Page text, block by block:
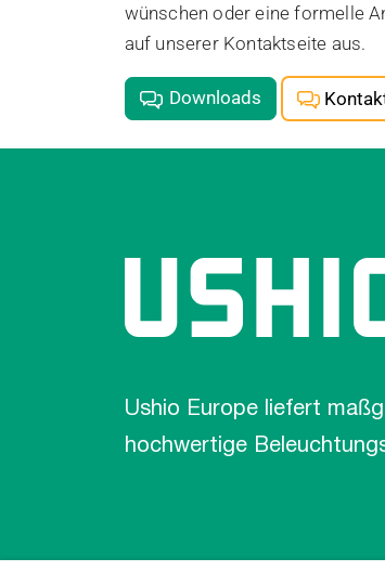
wünschen oder eine formelle
auf unserer Kontaktseite aus.
Downloads
Ushio Europe liefert
hochwertige